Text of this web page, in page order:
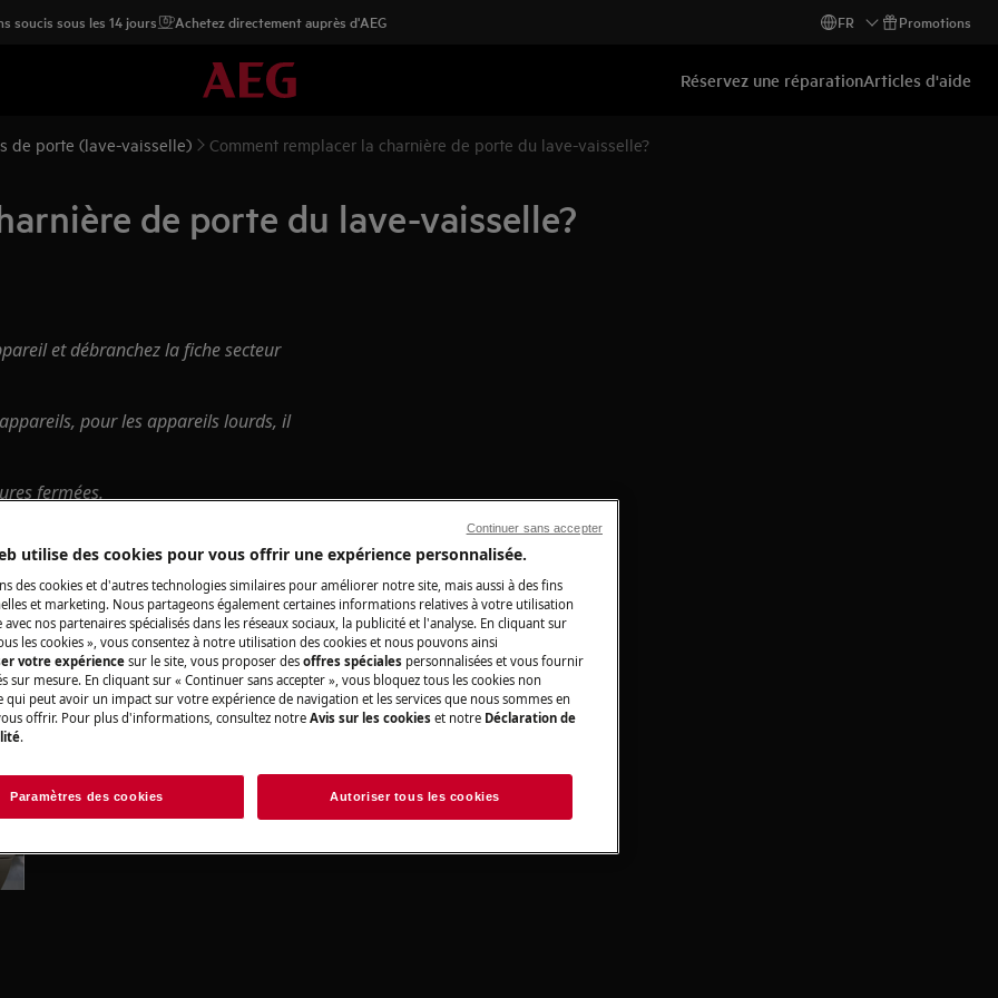
soucis sous les 14 jours Achetez directement auprès d'AEG FR Promotions
Réservez une réparationArticles d'aide
de porte (lave-vaisselle) Comment remplacer la charnière de porte du lave-vaisselle?
de porte du lave-vaisselle?
et débranchez la fiche secteur
pour les appareils lourds, il
fermées.
professionnelle peut avoir des
correctement.
la porte du lave-vaisselle?
les 2 vis arrière (droite et
utilise des cookies pour vous offrir une expérience personnalisée.
des cookies et d'autres technologies similaires pour améliorer notre site, mais aussi à des fins
et marketing. Nous partageons également certaines informations relatives à votre utilisation
nos partenaires spécialisés dans les réseaux sociaux, la publicité et l'analyse. En cliquant sur
les cookies », vous consentez à notre utilisation des cookies et nous pouvons ainsi
votre expérience sur le site, vous proposer des offres spéciales personnalisées et vous fournir
sur mesure. En cliquant sur « Continuer sans accepter », vous bloquez tous les cookies non
qui peut avoir un impact sur votre expérience de navigation et les services que nous sommes en
offrir. Pour plus d'informations, consultez notre Avis sur les cookies et notre Déclaration de
.
Paramètres des cookies Autoriser tous les cookies
Continuer sans accepter